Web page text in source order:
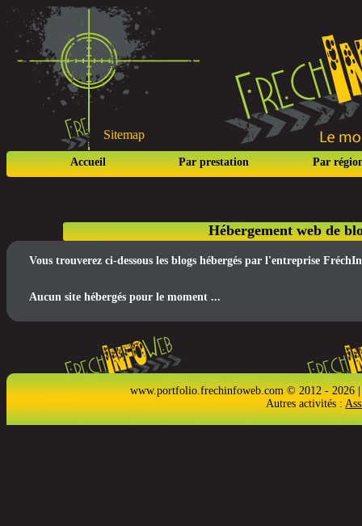
Sitemap
Accueil Par prestation Par
Hébergement web de
Vous trouverez ci-dessous les blogs hébergés par l'entreprise
Aucun site hébergés pour le moment ...
www.portfolio.frechinfoweb.com © 2012 - 2026
Autres activités :